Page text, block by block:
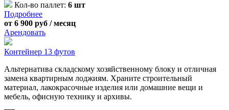
Кол-во паллет: 6 шт
Подробнее
от 6 900 руб / месяц
Арендовать
Контейнер 13 футов
Альтернатива складскому хозяйственному блоку и отличная
замена квартирным лоджиям. Храните строительный
материал, лакокрасочные изделия или домашние вещи и
мебель, офисную технику и архивы.